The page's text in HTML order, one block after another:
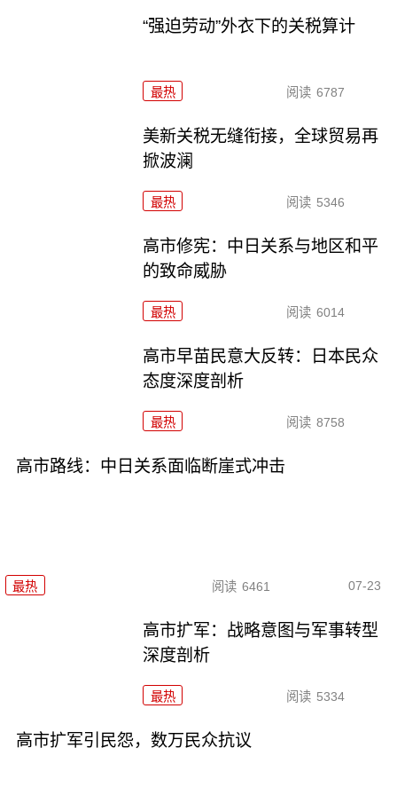
“强迫劳动”外衣下的关税算计
最热 阅读 6787
美新关税无缝衔接，全球贸易再
掀波澜
最热 阅读 5346
高市修宪：中日关系与地区和平
的致命威胁
最热 阅读 6014
高市早苗民意大反转：日本民众
态度深度剖析
最热 阅读 8758
高市路线：中日关系面临断崖式冲击
最热 阅读 6461 07-23
高市扩军：战略意图与军事转型
深度剖析
最热 阅读 5334
高市扩军引民怨，数万民众抗议